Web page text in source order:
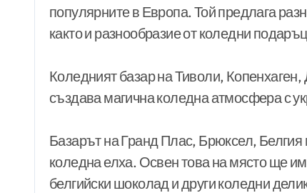
популярните в Европа. Той предлага
както и разнообразие от коледни
Коледният базар на Тиволи,
създава магична коледна атмосфера с
Базарът на Гранд Плас, Брюксел, Белгия
коледна елха. Освен това на място ще
белгийски шоколад и други коледни